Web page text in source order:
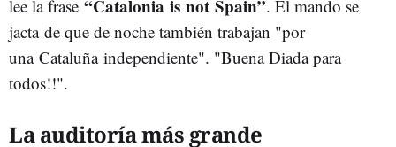
lee la frase “Catalonia is not Spain”. El mando se
jacta de que de noche también trabajan "por
una Cataluña independiente". "Buena Diada para
todos!!".
La auditoría más grande